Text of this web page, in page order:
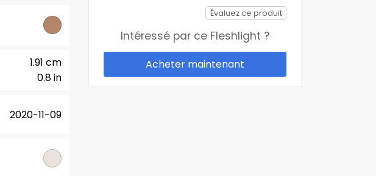
0.8 in
1.91 cm
2020-11-09
Évaluez ce produit
Intéressé par ce Fleshlight ?
Acheter maintenant